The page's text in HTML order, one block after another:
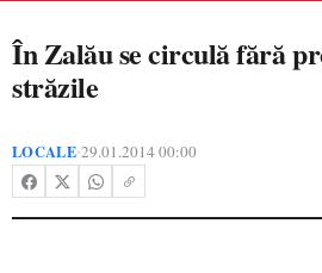
În Zalău se circulă fără
străzile
LOCALE•29.01.2014 00:00